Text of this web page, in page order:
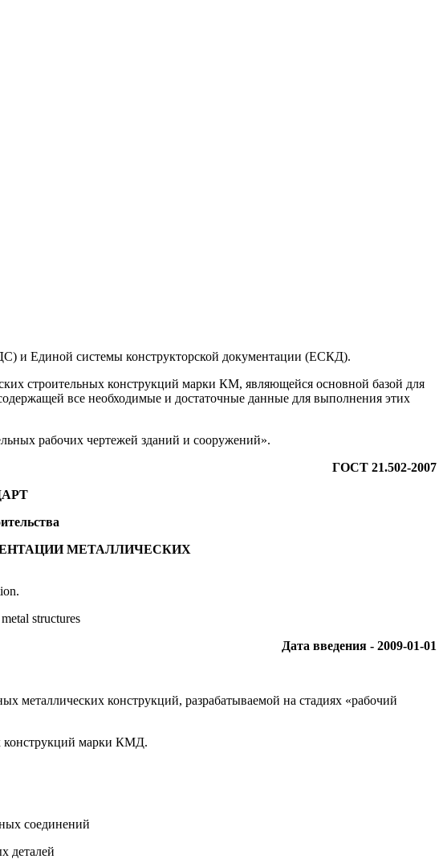
и Единой системы конструкторской документации (ЕСКД).
строительных конструкций марки КМ, являющейся основной базой для
все необходимые и достаточные данные для выполнения этих
рабочих чертежей зданий и сооружений».
ГОСТ 21.502-2007
МЕТАЛЛИЧЕСКИХ
structures
Дата введения - 2009-01-01
металлических конструкций, разрабатываемой на стадиях «рабочий
конструкций марки КМД.
соединений
деталей